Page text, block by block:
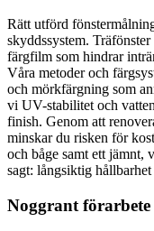
Rätt utförd
skyddssystem.
färgfilm som hindrar
Våra metoder och
och mörkfärgning som
vi UV-stabilitet och
finish. Genom att
minskar du risken för
och båge samt ett jämnt,
sagt: långsiktig
Noggrant